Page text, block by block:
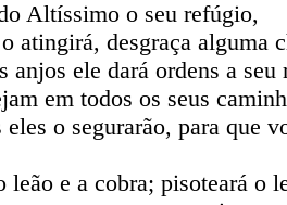
Altíssimo o seu refúgio,
atingirá, desgraça alguma
anjos ele dará ordens a seu
em todos os seus
eles o segurarão, para que
leão e a cobra; pisoteará o